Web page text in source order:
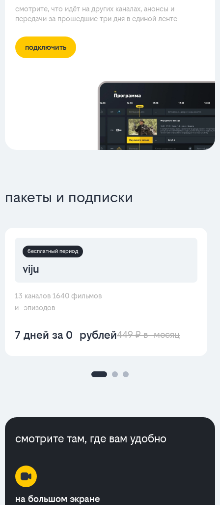
смотрите, что идёт на других каналах, анонсы и
передачи за прошедшие три дня в единой ленте
подключить
пакеты и подписки
бесплатный период
viju
13 каналов 1640 фильмов
и эпизодов
7 дней за 0 рублей449 ₽ в месяц
смотрите там, где вам удобно
на большом экране